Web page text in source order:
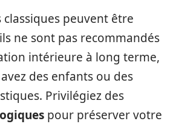
classiques peuvent être
ne sont pas recommandés
intérieure à long terme,
des enfants ou des
Privilégiez des
pour préserver votre